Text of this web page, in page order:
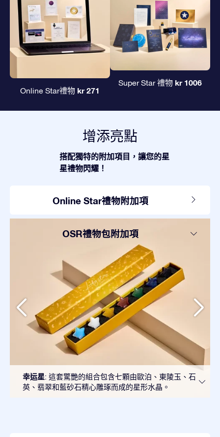
Online Star禮物 kr 271
Super Star 禮物 kr 1006
增添亮點
搭配獨特的附加項目，讓您的星
星禮物閃耀！
Online Star禮物附加項
OSR禮物包附加項
幸运星: 這套驚艷的組合包含七顆由歐泊、東陵玉、石
英、翡翠和藍砂石精心雕琢而成的星形水晶。